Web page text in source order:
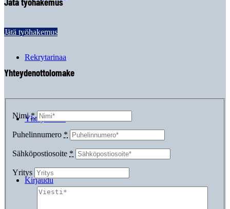
Rekrytarinaa
Yhteystiedot
Kirjaudu
Jätä työhakemus
Yhteydenottolomake
Nimi*
Puhelinnumero *
Sähköpostiosoite *
Yritys